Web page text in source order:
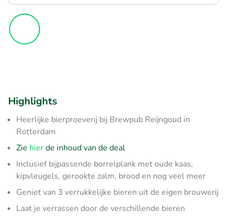
Highlights
Heerlijke bierproeverij bij Brewpub Reijngoud in
Rotterdam
Zie hierde inhoud van de deal
Inclusief bijpassende borrelplank met oude kaas,
kipvleugels, gerookte zalm, brood en nog veel meer
Geniet van 3 verrukkelijke bieren uit de eigen brouwerij
Laat je verrassen door de verschillende bieren